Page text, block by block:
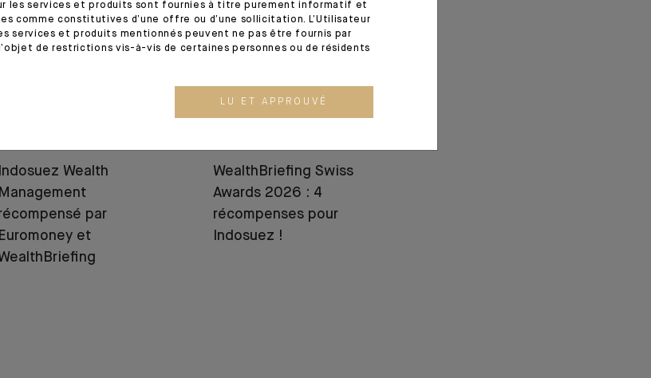
Indosuez Wealth
Management
par
Euromoney et
WealthBriefing Swiss
Awards 2026 : 4
récompenses pour
Indosuez !
les services et produits sont fournies à titre purement informatif et
comme constitutives d’une offre ou d’une sollicitation. L’Utilisateur
services et produits mentionnés peuvent ne pas être fournis par
de restrictions vis-à-vis de certaines personnes ou de résidents
LU ET APPROUVÉ